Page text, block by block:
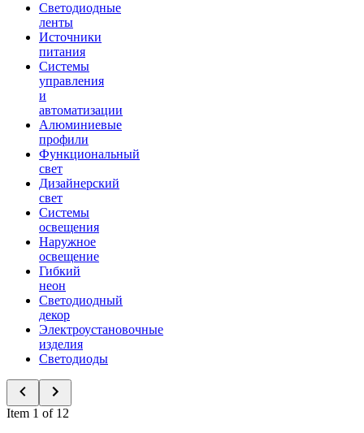
Светодиодные
ленты
Источники
питания
Системы
управления
и
автоматизации
Алюминиевые
профили
Функциональный
свет
Дизайнерский
свет
Системы
освещения
Наружное
освещение
Гибкий
неон
Светодиодный
декор
Электроустановочные
изделия
Светодиоды
Item 1 of 12